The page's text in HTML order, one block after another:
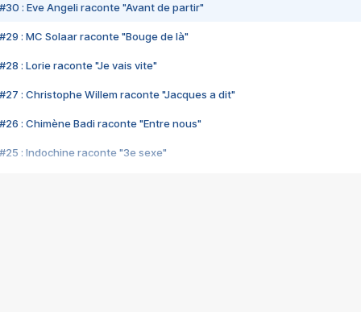
#30 : Eve Angeli raconte "Avant de partir"
#29 : MC Solaar raconte "Bouge de là"
#28 : Lorie raconte "Je vais vite"
#27 : Christophe Willem raconte "Jacques a dit"
#26 : Chimène Badi raconte "Entre nous"
#25 : Indochine raconte "3e sexe"